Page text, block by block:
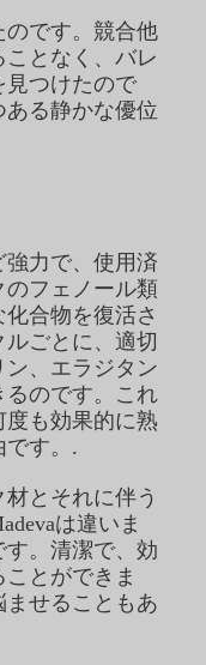
です。競合他
となく、バレ
見つけたので
る静かな優位
力で、使用済
フェノール類
合物を復活さ
ごとに、適切
、エラジタン
るのです。これ
も効果的に熟
です。.
とそれに伴う
は違いま
。清潔で、効
とができま
せることもあ